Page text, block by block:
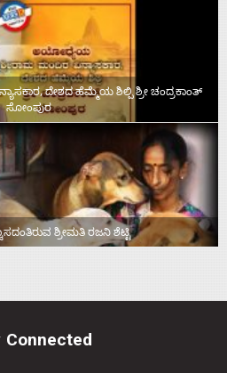
ದೇಶದ ಹೆಮ್ಮೆಯ ಶಿಲ್ಪಿ ಶ್ರೀ ಚಂದ್ರಕಾಂತ್‌
ಸೋಂಪುರ
ಶ್ರೀಮತಿ ರಜನಿ ಶೆಟ್ಟಿ
Connected